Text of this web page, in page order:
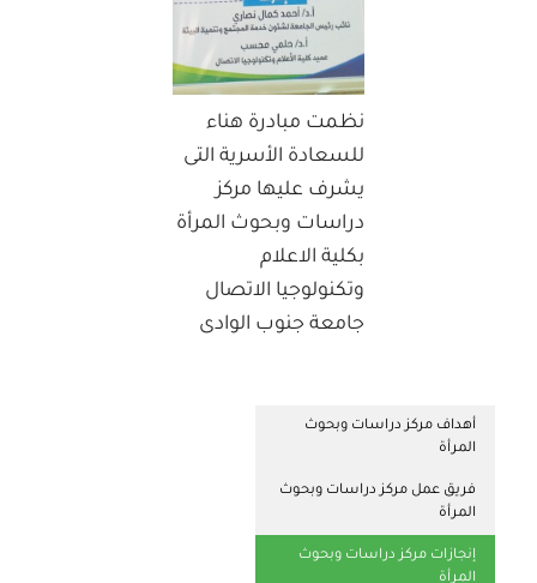
نظمت مبادرة هناء
للسعادة الأسرية التى
يشرف عليها مركز
دراسات وبحوث المرأة
بكلية الاعلام
وتكنولوجيا الاتصال
جامعة جنوب الوادى
أهداف مركز دراسات وبحوث
المرأة
فريق عمل مركز دراسات وبحوث
المرأة
إنجازات مركز دراسات وبحوث
المرأة